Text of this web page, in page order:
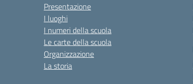
Presentazione
I luoghi
I numeri della scuola
Le carte della scuola
Organizzazione
La storia